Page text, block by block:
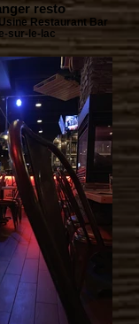
resto
Restaurant Bar
sur-le-lac